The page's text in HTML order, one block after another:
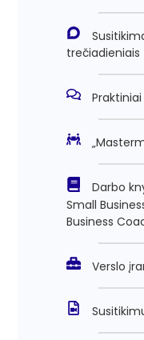
trečiadieniais
Darbo
Small
Business
Verslo